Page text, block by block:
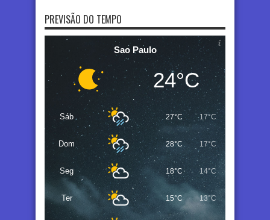
PREVISÃO DO TEMPO
Sao Paulo
24°C
Sáb 27°C 17°C
Dom 28°C 17°C
Seg 18°C 14°C
Ter 15°C 13°C